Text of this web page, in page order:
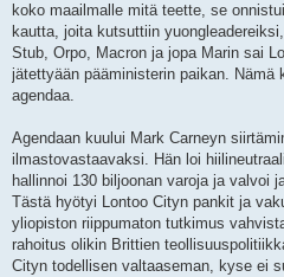
koko maailmalle mitä teette, se
kautta, joita kutsuttiin
Stub, Orpo, Macron ja jopa Marin sai
jätettyään pääministerin paikan. Nämä
agendaa.
Agendaan kuului Mark Carneyn
ilmastovastaavaksi. Hän loi
hallinnoi 130 biljoonan varoja ja valvoi
Tästä hyötyi Lontoo Cityn pankit ja
yliopiston riippumaton tutkimus
rahoitus olikin Brittien
Cityn todellisen valtaaseman, kyse ei